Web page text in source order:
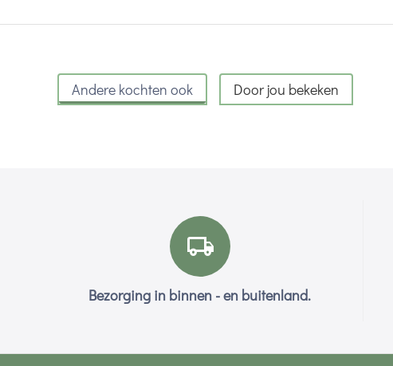
Andere kochten ook Door jou bekeken
Bezorging in binnen - en buitenland.